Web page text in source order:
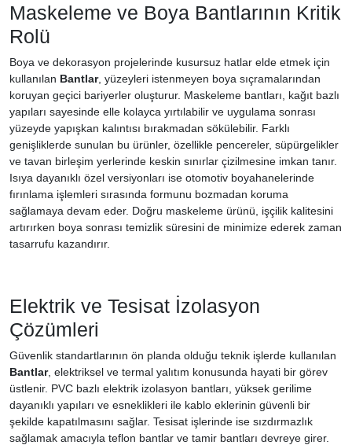
Maskeleme ve Boya Bantlarının Kritik
Rolü
Boya ve dekorasyon projelerinde kusursuz hatlar elde etmek için
kullanılan Bantlar, yüzeyleri istenmeyen boya sıçramalarından
koruyan geçici bariyerler oluşturur. Maskeleme bantları, kağıt bazlı
yapıları sayesinde elle kolayca yırtılabilir ve uygulama sonrası
yüzeyde yapışkan kalıntısı bırakmadan sökülebilir. Farklı
genişliklerde sunulan bu ürünler, özellikle pencereler, süpürgelikler
ve tavan birleşim yerlerinde keskin sınırlar çizilmesine imkan tanır.
Isıya dayanıklı özel versiyonları ise otomotiv boyahanelerinde
fırınlama işlemleri sırasında formunu bozmadan koruma
sağlamaya devam eder. Doğru maskeleme ürünü, işçilik kalitesini
artırırken boya sonrası temizlik süresini de minimize ederek zaman
tasarrufu kazandırır.
Elektrik ve Tesisat İzolasyon
Çözümleri
Güvenlik standartlarının ön planda olduğu teknik işlerde kullanılan
Bantlar, elektriksel ve termal yalıtım konusunda hayati bir görev
üstlenir. PVC bazlı elektrik izolasyon bantları, yüksek gerilime
dayanıklı yapıları ve esneklikleri ile kablo eklerinin güvenli bir
şekilde kapatılmasını sağlar. Tesisat işlerinde ise sızdırmazlık
sağlamak amacıyla teflon bantlar ve tamir bantları devreye girer.